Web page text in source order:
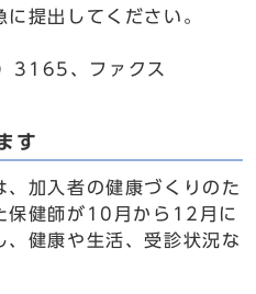
提出してください。
3165、ファクス
す
加入者の健康づくりのた
保健師が10月から12月に
、健康や生活、受診状況な